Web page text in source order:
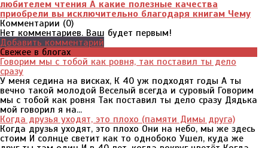
любителем чтения А какие полезные качества
приобрели вы исключительно благодаря книгам Чему
Комментарии (0)
Нет комментариев. Ваш будет первым!
Добавить комментарий
Свежее в блогах
Говорим мы с тобой как ровня, так поставил ты дело
сразу
У меня седина на висках, К 40 уж подходят годы А ты
вечно такой молодой Веселый всегда и суровый Говорим
мы с тобой как ровня Так поставил ты дело сразу Дядька
мой говорил я на...
Когда друзья уходят, это плохо (памяти Димы друга)
Когда друзья уходят, это плохо Они на небо, мы же здесь
стоим И солнце светит как то однобоко Ушел, куда же